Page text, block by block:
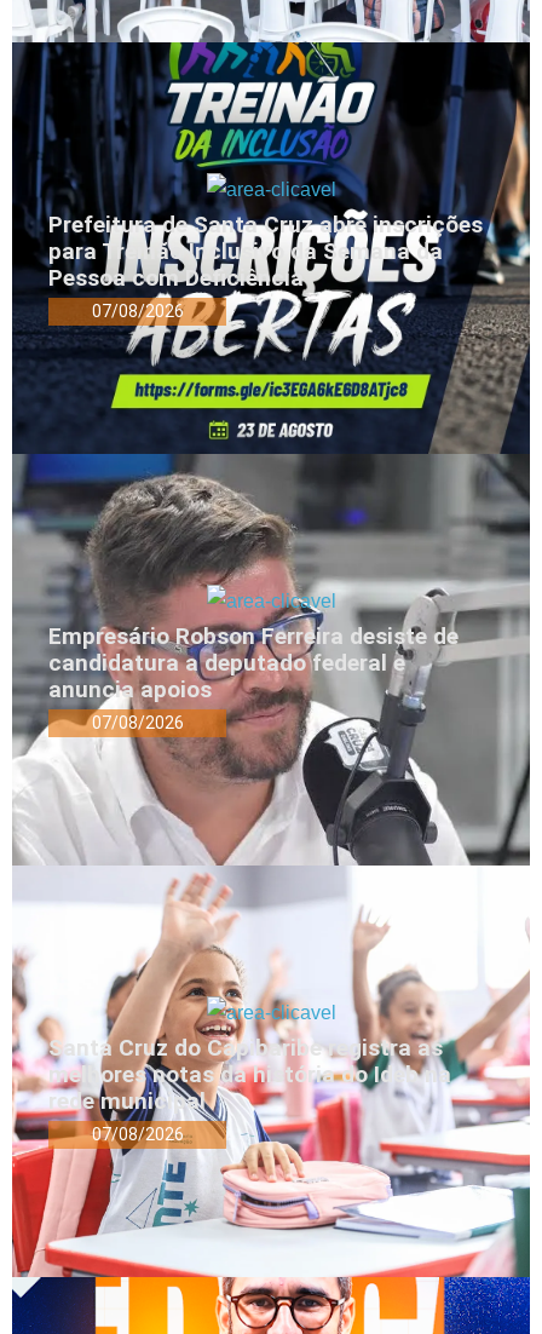
Prefeitura de Santa Cruz abre inscrições
para Treinão Inclusivo da Semana da
Pessoa com Deficiência
07/08/2026
Empresário Robson Ferreira desiste de
candidatura a deputado federal e
anuncia apoios
07/08/2026
Santa Cruz do Capibaribe registra as
melhores notas da história do Ideb na
rede municipal
07/08/2026